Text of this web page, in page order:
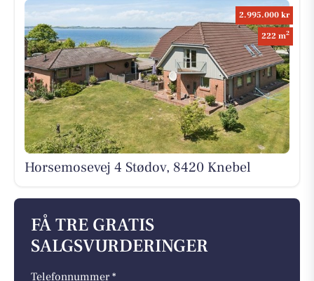
2.995.000 kr
222 m2
Horsemosevej 4 Stødov, 8420 Knebel
FÅ TRE GRATIS
SALGSVURDERINGER
Telefonnummer *